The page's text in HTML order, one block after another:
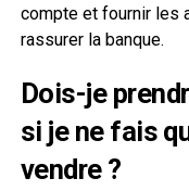
compte et fournir les
rassurer la banque.
Dois-je
si je ne fais
vendre ?